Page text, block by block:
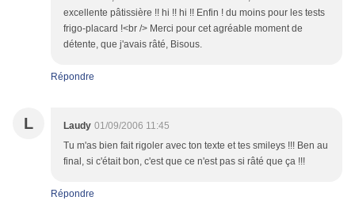
excellente pâtissière !! hi !! hi !! Enfin ! du moins pour les tests
frigo-placard !<br /> Merci pour cet agréable moment de
détente, que j'avais râté, Bisous.
Répondre
L Laudy 01/09/2006 11:45
Tu m'as bien fait rigoler avec ton texte et tes smileys !!! Ben au
final, si c'était bon, c'est que ce n'est pas si râté que ça !!!
Répondre